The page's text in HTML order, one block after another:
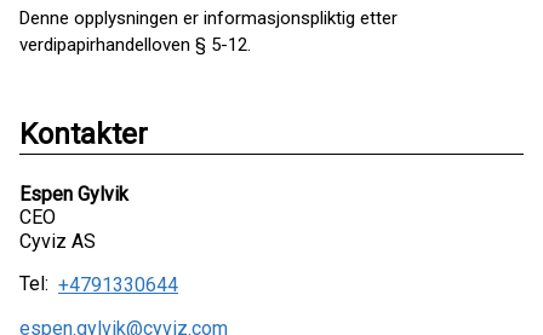
Denne opplysningen er informasjonspliktig etter
verdipapirhandelloven § 5-12.
Kontakter
Espen Gylvik
CEO
Cyviz AS
Tel: +4791330644
espen.gylvik@cyviz.com